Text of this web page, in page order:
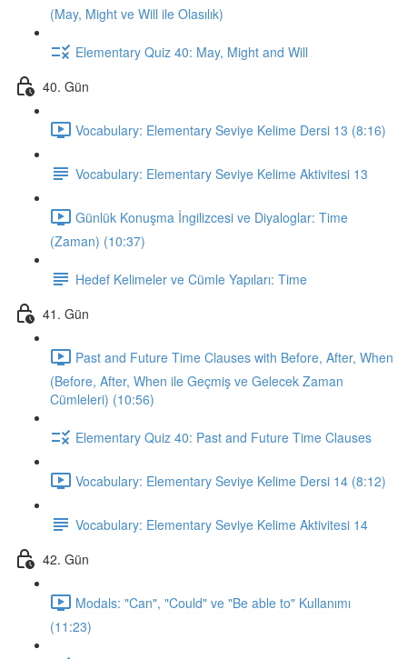
(May, Might ve Will ile Olasılık)
Elementary Quiz 40: May, Might and Will
40. Gün
Vocabulary: Elementary Seviye Kelime Dersi 13 (8:16)
Vocabulary: Elementary Seviye Kelime Aktivitesi 13
Günlük Konuşma İngilizcesi ve Diyaloglar: Time
(Zaman) (10:37)
Hedef Kelimeler ve Cümle Yapıları: Time
41. Gün
Past and Future Time Clauses with Before, After, When
(Before, After, When ile Geçmiş ve Gelecek Zaman
Cümleleri) (10:56)
Elementary Quiz 40: Past and Future Time Clauses
Vocabulary: Elementary Seviye Kelime Dersi 14 (8:12)
Vocabulary: Elementary Seviye Kelime Aktivitesi 14
42. Gün
Modals: "Can", "Could" ve "Be able to" Kullanımı
(11:23)